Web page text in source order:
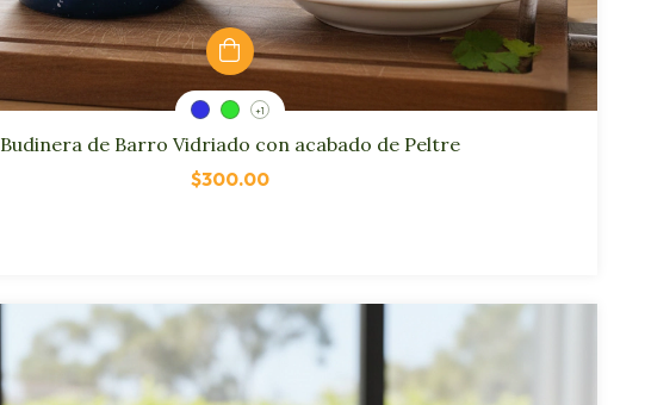
+1
Budinera de Barro Vidriado con acabado de Peltre
$300.00